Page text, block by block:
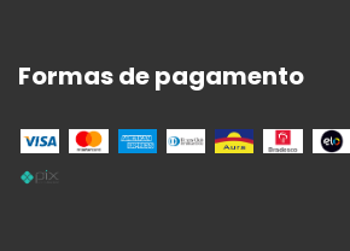
Formas de pagamento